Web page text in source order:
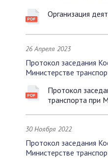
Организация
26 Апреля 2023
Протокол заседания
Министерстве
Протокол
транспорта при
30 Ноября 2022
Протокол заседания
Министерстве